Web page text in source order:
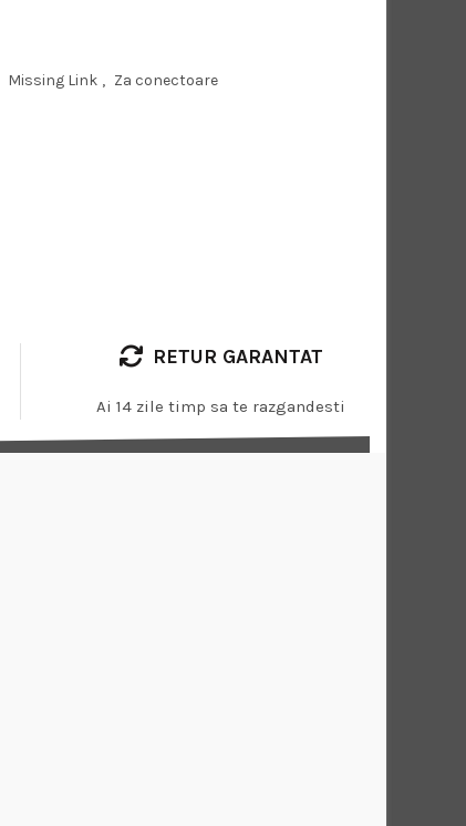
Missing Link , Za conectoare
RETUR GARANTAT
Ai 14 zile timp sa te razgandesti